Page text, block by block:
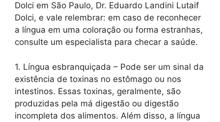
Dolci em São Paulo, Dr. Eduardo Landini Lutaif
Dolci, e vale relembrar: em caso de reconhecer
a língua em uma coloração ou forma estranhas,
consulte um especialista para checar a saúde.
1. Língua esbranquiçada – Pode ser um sinal da
existência de toxinas no estômago ou nos
intestinos. Essas toxinas, geralmente, são
produzidas pela má digestão ou digestão
incompleta dos alimentos. Além disso, a língua